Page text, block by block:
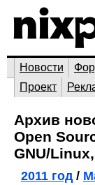
Новости
Проект
Архив
Open
GNU/
2011 год/